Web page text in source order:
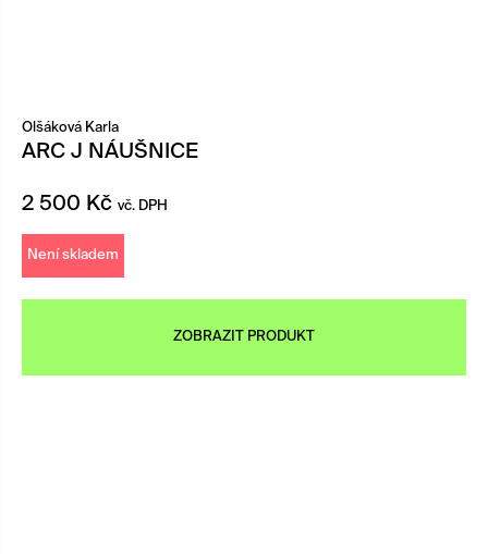
Olšáková Karla
ARC J NÁUŠNICE
2 500 Kč vč. DPH
Není skladem
ZOBRAZIT PRODUKT